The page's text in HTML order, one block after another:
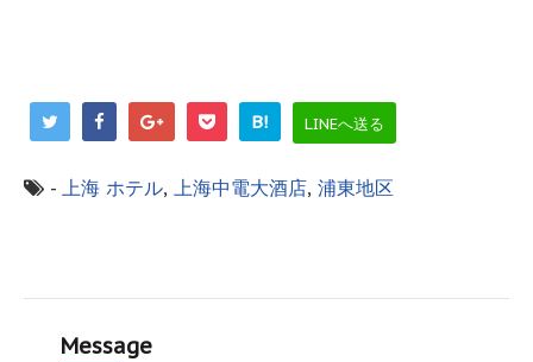
B! LINEへ送る
- 上海 ホテル, 上海中電大酒店, 浦東地区
Message